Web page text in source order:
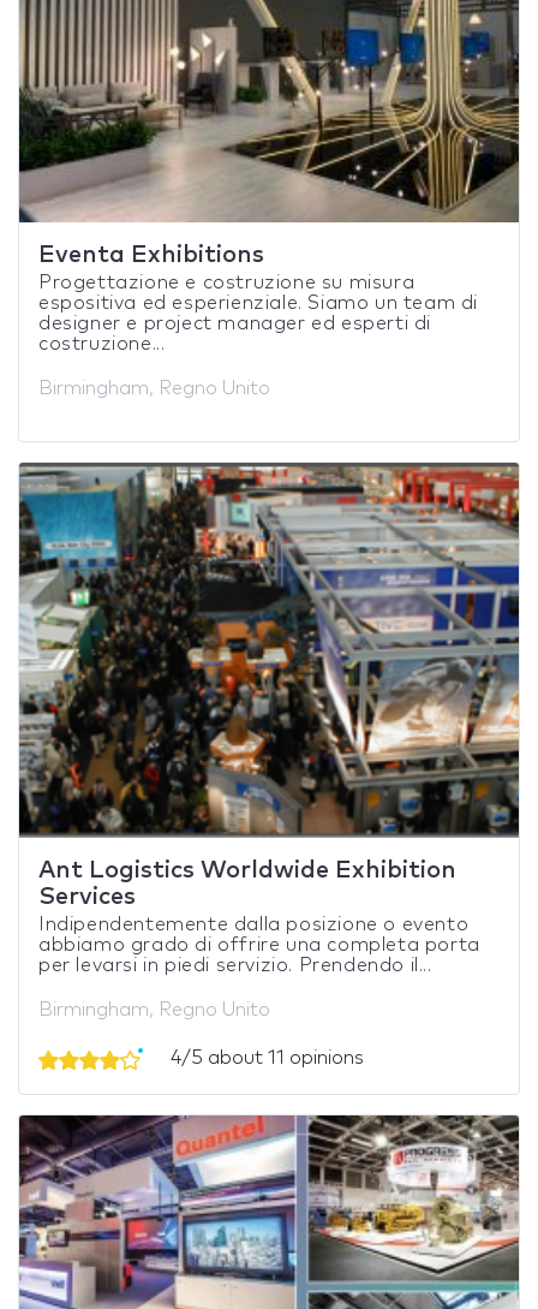
Eventa Exhibitions
Progettazione e costruzione su misura
espositiva ed esperienziale. Siamo un team di
designer e project manager ed esperti di
costruzione...
Birmingham, Regno Unito
Ant Logistics Worldwide Exhibition
Services
Indipendentemente dalla posizione o evento
abbiamo grado di offrire una completa porta
per levarsi in piedi servizio. Prendendo il...
Birmingham, Regno Unito
4/5 about 11 opinions